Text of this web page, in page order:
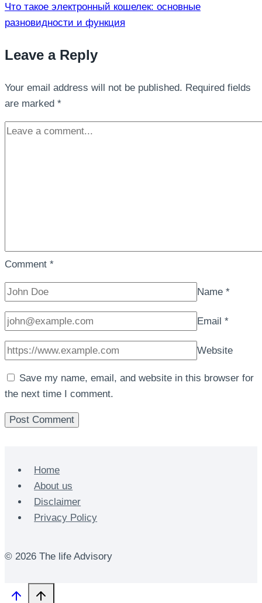
Что такое электронный кошелек: основные
разновидности и функция
Leave a Reply
Your email address will not be published. Required fields
are marked *
Comment *
Name *
Email *
Website
Save my name, email, and website in this browser for
the next time I comment.
Home
About us
Disclaimer
Privacy Policy
© 2026 The life Advisory